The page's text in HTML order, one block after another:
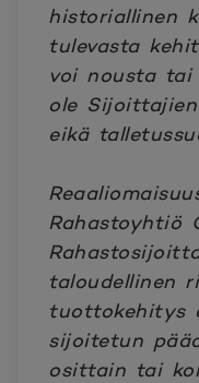
historiallinen
tulevasta
voi nousta tai
ole
eikä
Rahastoyhtiö
taloudellinen
tuottokehitys
sijoitetun
osittain tai